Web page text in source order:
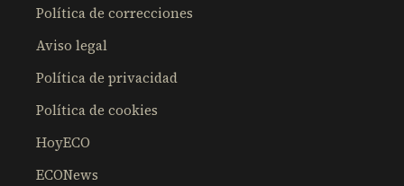
Política de correcciones
Aviso legal
Política de privacidad
Política de cookies
HoyECO
ECONews